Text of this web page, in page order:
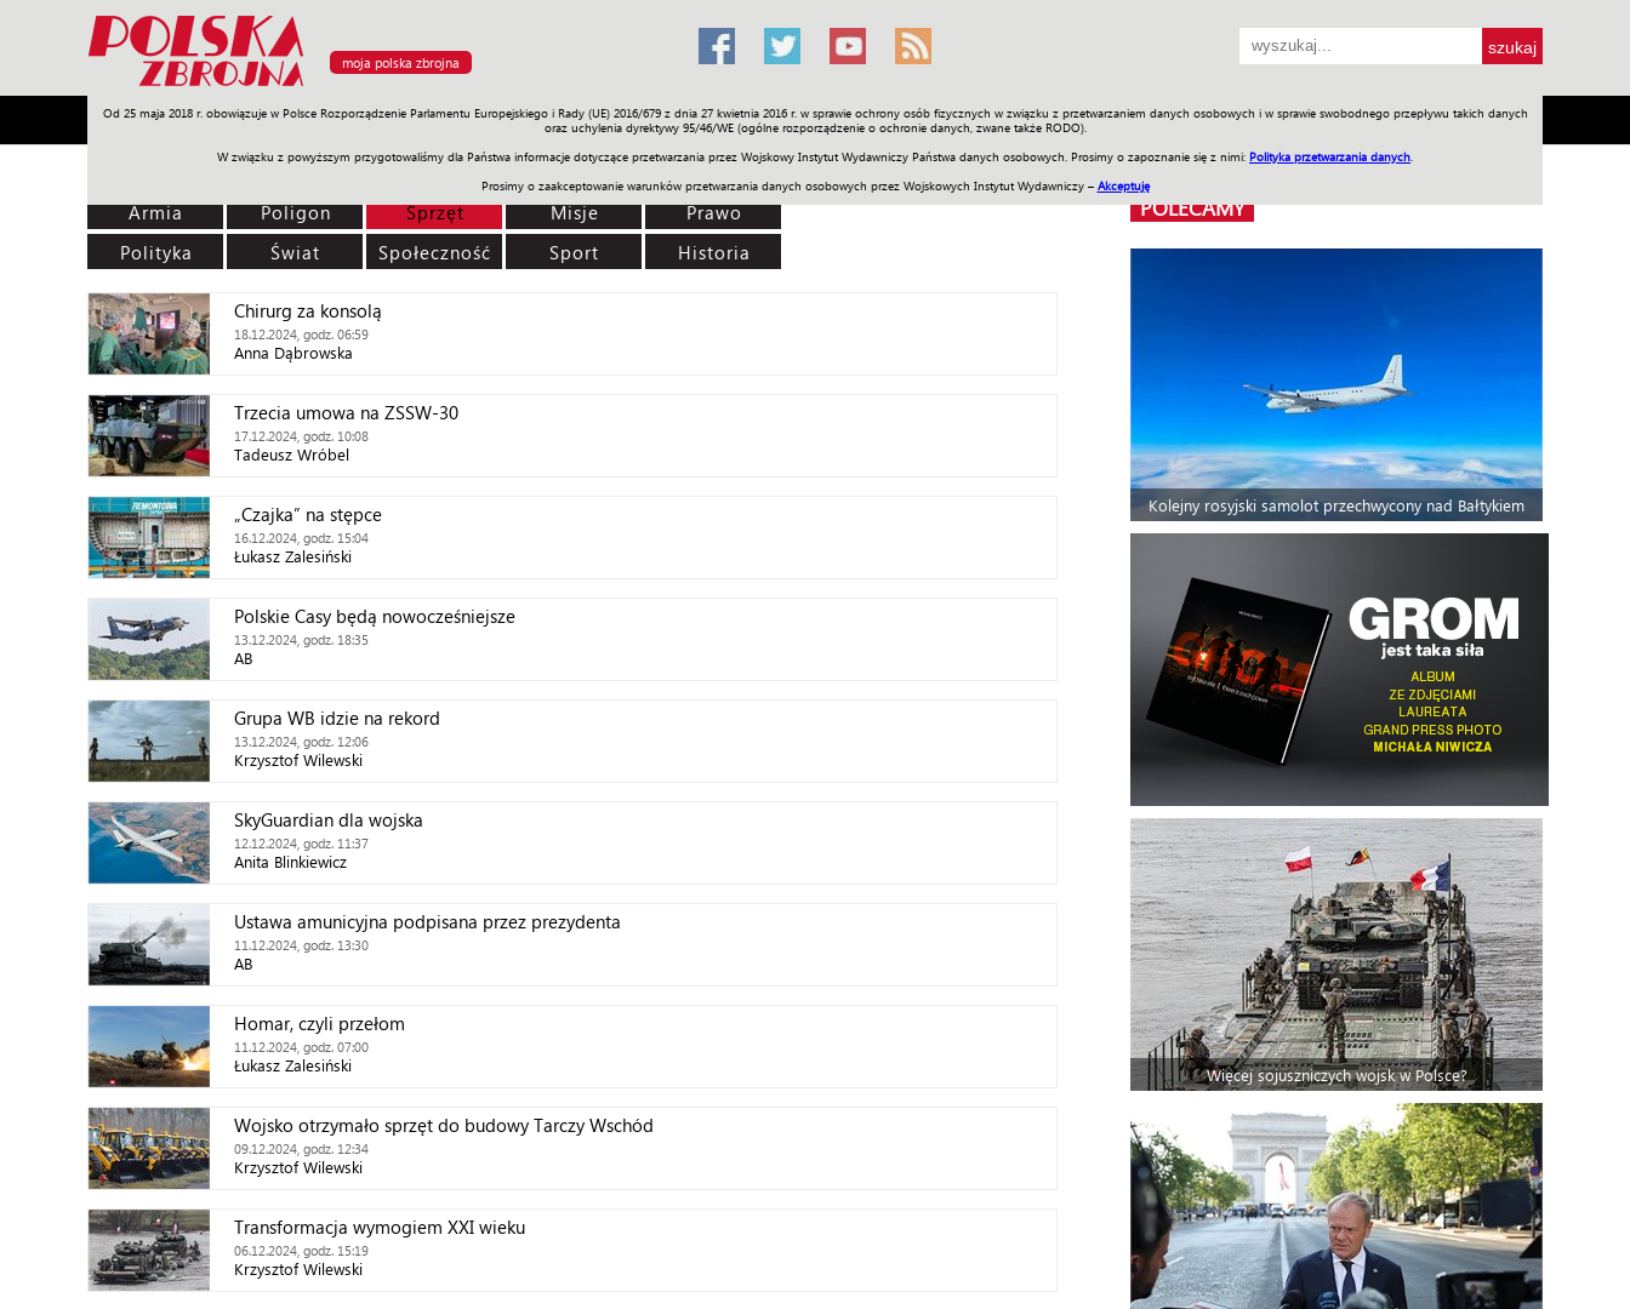
moja polska zbrojna
Od 25 maja 2018 r. obowiązuje w Polsce Rozporządzenie Parlamentu Europejskiego i Rady (UE) 2016/679 z dnia 27 kwietnia 2016 r. w sprawie ochrony osób fizycznych w związku z przetwarzaniem danych osobowych i w sprawie swobodnego przepływu takich danych
oraz uchylenia dyrektywy 95/46/WE (ogólne rozporządzenie o ochronie danych, zwane także RODO).
W związku z powyższym przygotowaliśmy dla Państwa informacje dotyczące przetwarzania przez Wojskowy Instytut Wydawniczy Państwa danych osobowych. Prosimy o zapoznanie się z nimi: Polityka przetwarzania danych
Prosimy o zaakceptowanie warunków przetwarzania danych osobowych przez Wojskowych Instytut Wydawniczy – Akceptuję
Armia Poligon Sprzęt Misje Polityka Prawo Świat Społeczność Sport Historia Galerie Wideo ENGLISH SKLEP Jednodniówki Praca w WIW
Armia Poligon Sprzęt Misje
Prawo
Polityka
Świat Społeczność Sport Historia
Chirurg za konsolą
18.12.2024, godz. 06:59
Anna Dąbrowska
Trzecia umowa na ZSSW-30
17.12.2024, godz. 10:08
Tadeusz Wróbel
„Czajka” na stępce
16.12.2024, godz. 15:04
Łukasz Zalesiński
Polskie Casy będą nowocześniejsze
13.12.2024, godz. 18:35
AB
Grupa WB idzie na rekord
13.12.2024, godz. 12:06
Krzysztof Wilewski
SkyGuardian dla wojska
12.12.2024, godz. 11:37
Anita Blinkiewicz
Ustawa amunicyjna podpisana przez prezydenta
11.12.2024, godz. 13:30
AB
Homar, czyli przełom
11.12.2024, godz. 07:00
Łukasz Zalesiński
Wojsko otrzymało sprzęt do budowy Tarczy Wschód
09.12.2024, godz. 12:34
Krzysztof Wilewski
Transformacja wymogiem XXI wieku
06.12.2024, godz. 15:19
Krzysztof Wilewski
POLECAMY
Kolejny rosyjski samolot przechwycony nad Bałtykiem
Więcej sojuszniczych wojsk w Polsce?